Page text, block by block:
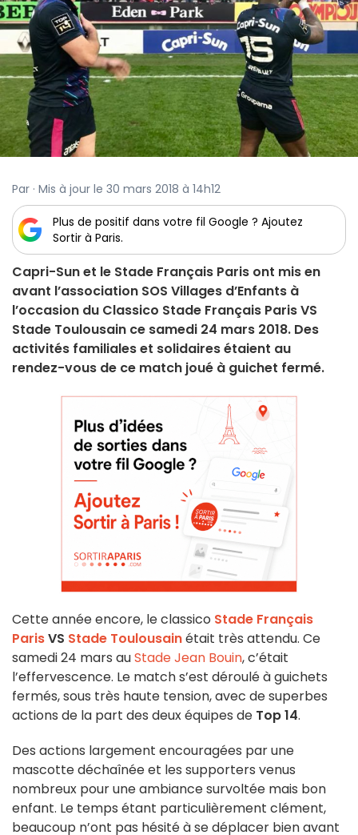
Par · Mis à jour le 30 mars 2018 à 14h12
Plus de positif dans votre fil Google ? Ajoutez
Sortir à Paris.
Capri-Sun et le Stade Français Paris ont mis en
avant l’association SOS Villages d’Enfants à
l’occasion du Classico Stade Français Paris VS
Stade Toulousain ce samedi 24 mars 2018. Des
activités familiales et solidaires étaient au
rendez-vous de ce match joué à guichet fermé.
Cette année encore, le classico Stade Français
ParisVS Stade Toulousainétait très attendu. Ce
samedi 24 mars auStade Jean Bouin, c’était
l’effervescence. Le match s’est déroulé à guichets
fermés, sous très haute tension, avec de superbes
actions de la part des deux équipes de Top 14.
Des actions largement encouragées par une
mascotte déchaînée et les supporters venus
nombreux pour une ambiance survoltée mais bon
enfant. Le temps étant particulièrement clément,
beaucoup n’ont pas hésité à se déplacer bien avant